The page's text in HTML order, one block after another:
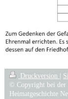
Druckversion
© Copyright bei der
Heimatgeschichte